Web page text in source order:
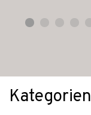
Kategorien